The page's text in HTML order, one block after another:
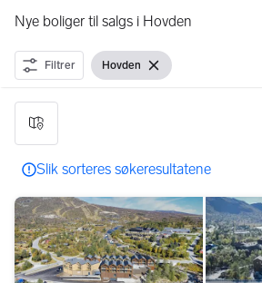
Nye boliger til salgs i Hovden
Filtrer Vis filter
Hovden Fjern filter
15 resultater
Slik sorteres søkeresultatene